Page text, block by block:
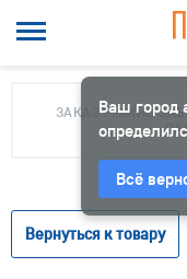
Ваш город
Всё
ЗАКАЗ МОЖНО
Вернуться к товару